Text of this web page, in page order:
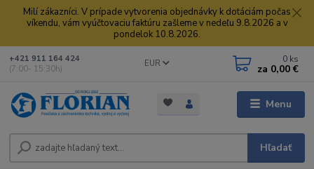
Milí zákazníci. V prípade vytvorenia objednávky k dotáciám počas
víkendu, vám vyúčtovaciu faktúru zašleme v nedeľu 9.8.2026 a v
pondelok 10.8.2026.
Menu
EUR
Hľadať
+421 911 164 424
(7:00- 15:30h)
0 ks
za 0,00 €